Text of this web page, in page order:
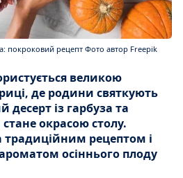
покроковий рецепт Фото автор Freepik
великою
де родини святкують
із гарбуза та
стане окрасою столу.
традиційним рецептом і
осіннього плоду